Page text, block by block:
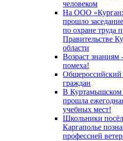
человеком
На ООО
прошло
по охране труда
Правительстве
области
Возраст знаниям
помеха!
граждан
В Куртамышском
прошла
учебных мест!
Школьники
Каргаполье
профессией